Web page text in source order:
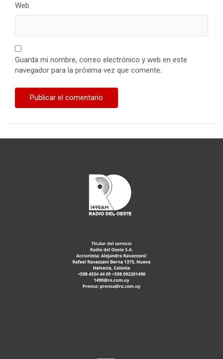
Web
Guarda mi nombre, correo electrónico y web en este
navegador para la próxima vez que comente.